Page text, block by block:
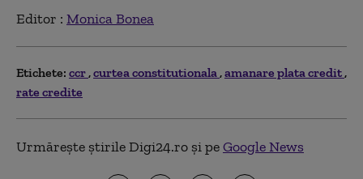
Editor : Monica Bonea
Etichete: ccr curtea constitutionala amanare plata credit
rate credite
Urmărește știrile Digi24.ro și peGoogle News